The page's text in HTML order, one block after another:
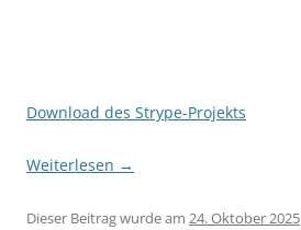
Download des Strype-Projekts
Weiterlesen →
Dieser Beitrag wurde am 24. Oktober 2025